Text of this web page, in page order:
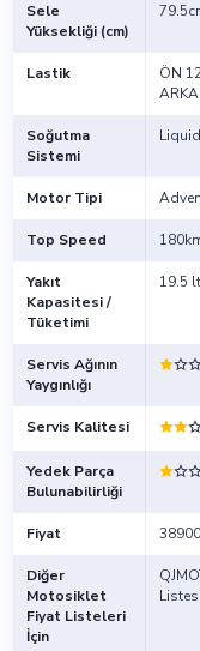
Sele
Yüksekliği (cm)
Lastik
ÖN
Soğutma
Sistemi
Motor Tipi
Top Speed
Yakıt
Kapasitesi /
Tüketimi
19.5
Servis Ağının
Yaygınlığı
Servis Kalitesi
Yedek Parça
Bulunabilirliği
Fiyat
Diğer
Motosiklet
Fiyat Listeleri
İçin